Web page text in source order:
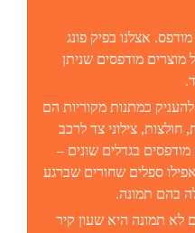
אצלנו בפיק פונג
מוצרים מודפסים שניתן
כמתנות מקוריות הם
חולצות, צילוני צד לרכב
בגדלים שונים –
ספלים שחורים שברגע
בהם תמונה.
לא תמונה היא שעון קיר